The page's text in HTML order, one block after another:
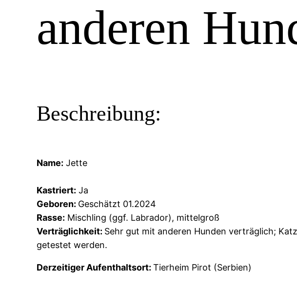
anderen
Beschreibung:
Name: Jette
Kastriert: Ja
Geboren: Geschätzt 01.2024
Rasse: Mischling (ggf. Labrador), mittelgroß
Verträglichkeit: Sehr gut mit anderen Hunden verträglich;
getestet werden.
Derzeitiger Aufenthaltsort:Tierheim Pirot (Serbien)